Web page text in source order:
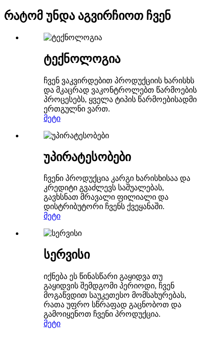
რატომ უნდა აგვირჩიოთ ჩვენ
ტექნოლოგია
ჩვენ ვაკვირდებით პროდუქციის ხარისხს
და მკაცრად ვაკონტროლებთ წარმოების
პროცესებს, ყველა ტიპის წარმოებისადმი
ერთგულნი ვართ.
მეტი
უპირატესობები
ჩვენი პროდუქცია კარგი ხარისხისაა და
კრედიტი გვაძლევს საშუალებას,
გავხსნათ მრავალი ფილიალი და
დისტრიბუტორი ჩვენს ქვეყანაში.
მეტი
სერვისი
იქნება ეს წინასწარი გაყიდვა თუ
გაყიდვის შემდგომი პერიოდი, ჩვენ
მოგაწვდით საუკეთესო მომსახურებას,
რათა უფრო სწრაფად გაცნობოთ და
გამოიყენოთ ჩვენი პროდუქცია.
მეტი